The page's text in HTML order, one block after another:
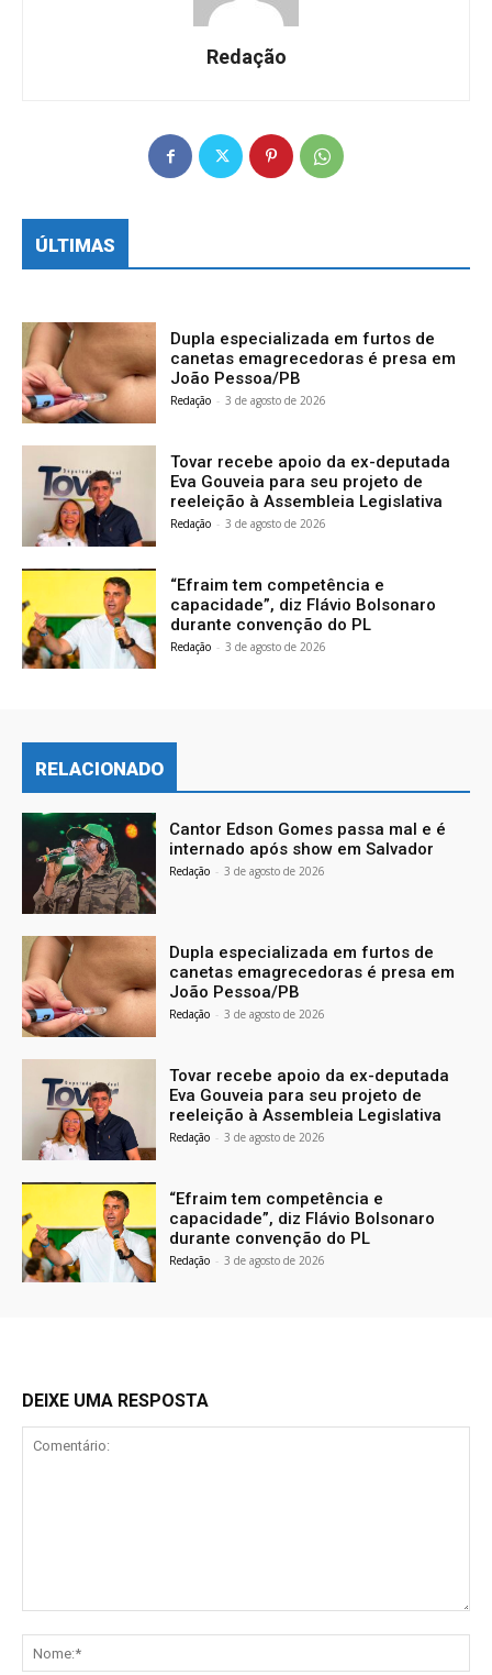
Redação
ÚLTIMAS
Dupla especializada em furtos de
canetas emagrecedoras é presa em
João Pessoa/PB
Redação - 3 de agosto de 2026
Tovar recebe apoio da ex-deputada
Eva Gouveia para seu projeto de
reeleição à Assembleia Legislativa
Redação - 3 de agosto de 2026
“Efraim tem competência e
capacidade”, diz Flávio Bolsonaro
durante convenção do PL
Redação - 3 de agosto de 2026
RELACIONADO
Cantor Edson Gomes passa mal e é
internado após show em Salvador
Redação - 3 de agosto de 2026
Dupla especializada em furtos de
canetas emagrecedoras é presa em
João Pessoa/PB
Redação - 3 de agosto de 2026
Tovar recebe apoio da ex-deputada
Eva Gouveia para seu projeto de
reeleição à Assembleia Legislativa
Redação - 3 de agosto de 2026
“Efraim tem competência e
capacidade”, diz Flávio Bolsonaro
durante convenção do PL
Redação - 3 de agosto de 2026
DEIXE UMA RESPOSTA